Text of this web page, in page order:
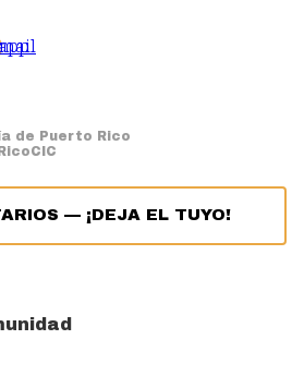
de Puerto Rico
CIC
— ¡DEJA EL TUYO!